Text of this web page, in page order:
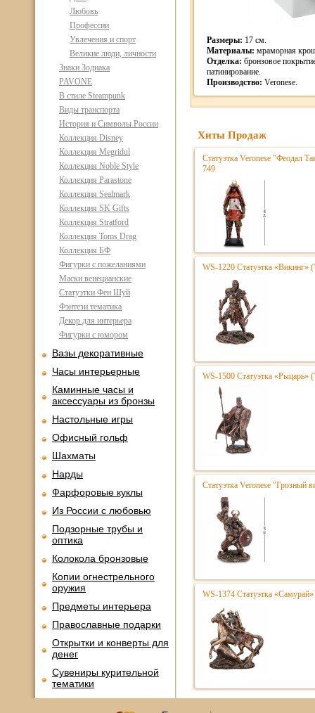
Любовь
Профессии
Увлечения и спорт
Великие люди, личности
Знаки Зодиака
PAVONE
В стиле Steampunk
Виды транспорта
История и Символы России
Коллекция Disney
Коллекция Megridul
Коллекция Noble Style
Коллекция Parastone
Коллекция Sealmark
Коллекция SK Gifts
Коллекция Stratford
Коллекция Toms Drag
Коллекция БФ
Фигурки с пожеланиями
Маски венецианские
Статуэтки Фен Шуй
Фэнтези тематика
Декор для интерьера
Фигурки с юмором
Вазы декоративные
Часы интерьерные
Каминные часы и
аксессуары из бронзы
Настольные игры
Офисный гольф
Шахматы
Нарды
Фарфоровые куклы
Из России с любовью
Подзорные трубы и
оптика
Колокола бронзовые
Копии огнестрельного
оружия
Предметы интерьера
Православные подарки
Открытки и конверты для
денег
Сувениры курительной
тематики
Новинки месяца
Размеры: 17 см.
Материалы: мраморная
Отделка: бронзовое
патинирование.
Производство: Veronese.
Хиты Продаж
Статуэтка Veronese "Феодал
749
WS-1220 Статуэтка «Викинг»
WS-1500 Статуэтка «Рыцарь»
Статуэтка Veronese "Грозный
WS-1374 Статуэтка